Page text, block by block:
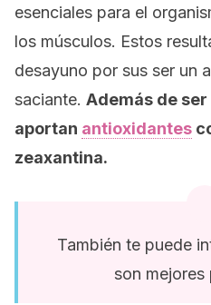
esenciales para el
los músculos. Estos
desayuno por sus ser un
saciante. Además de
aportan antioxidantes
zeaxantina.
También te puede
son mejores